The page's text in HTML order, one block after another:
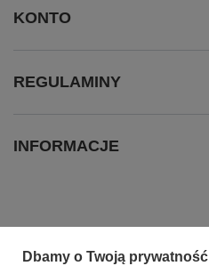
KONTO
REGULAMINY
INFORMACJE
Dbamy o Twoją prywatność